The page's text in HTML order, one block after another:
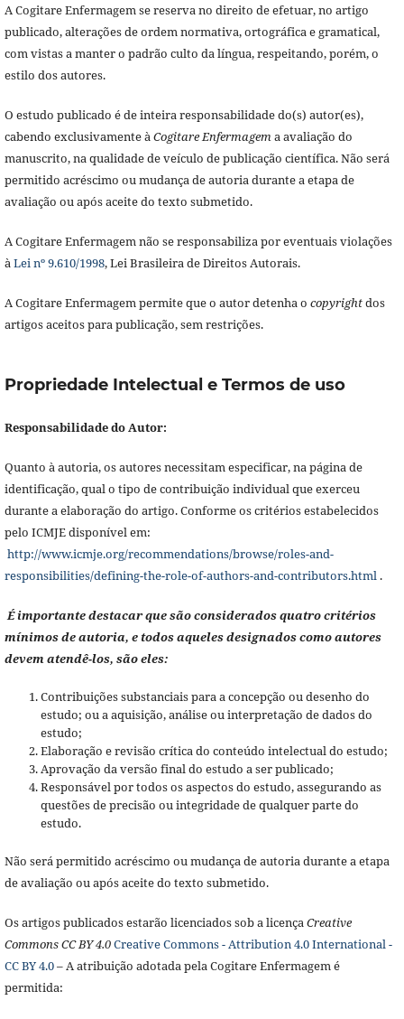
A Cogitare Enfermagem se reserva no direito de efetuar, no artigo
publicado, alterações de ordem normativa, ortográfica e gramatical,
com vistas a manter o padrão culto da língua, respeitando, porém, o
estilo dos autores.
O estudo publicado é de inteira responsabilidade do(s) autor(es),
cabendo exclusivamente àCogitare Enfermagema avaliação do
manuscrito, na qualidade de veículo de publicação científica. Não será
permitido acréscimo ou mudança de autoria durante a etapa de
avaliação ou após aceite do texto submetido.
A Cogitare Enfermagem não se responsabiliza por eventuais violações
àLei nº 9.610/1998, Lei Brasileira de Direitos Autorais.
A Cogitare Enfermagem permite que o autor detenha o copyrightdos
artigos aceitos para publicação, sem restrições.
Propriedade Intelectual e Termos de uso
Responsabilidade do Autor:
Quanto à autoria, os autores necessitam especificar, na página de
identificação, qual o tipo de contribuição individual que exerceu
durante a elaboração do artigo. Conforme os critérios estabelecidos
pelo ICMJE disponível em:
http://www.icmje.org/recommendations/browse/roles-and-
responsibilities/defining-the-role-of-authors-and-contributors.html.
É importante destacar que são considerados quatro critérios
mínimos de autoria, e todos aqueles designados como autores
devem atendê-los, são eles:
Contribuições substanciais para a concepção ou desenho do
estudo; ou a aquisição, análise ou interpretação de dados do
estudo;
Elaboração e revisão crítica do conteúdo intelectual do estudo;
Aprovação da versão final do estudo a ser publicado;
Responsável por todos os aspectos do estudo, assegurando as
questões de precisão ou integridade de qualquer parte do
estudo.
Não será permitido acréscimo ou mudança de autoria durante a etapa
de avaliação ou após aceite do texto submetido.
Os artigos publicados estarão licenciados sob a licençaCreative
Commons CC BY 4.0Creative Commons - Attribution 4.0 International -
CC BY 4.0– A atribuição adotada pela Cogitare Enfermagem é
permitida: